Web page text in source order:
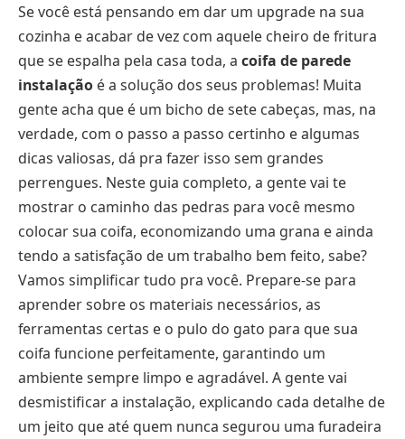
Se você está pensando em dar um upgrade na sua
cozinha e acabar de vez com aquele cheiro de fritura
que se espalha pela casa toda, a coifa de parede
instalação é a solução dos seus problemas! Muita
gente acha que é um bicho de sete cabeças, mas, na
verdade, com o passo a passo certinho e algumas
dicas valiosas, dá pra fazer isso sem grandes
perrengues. Neste guia completo, a gente vai te
mostrar o caminho das pedras para você mesmo
colocar sua coifa, economizando uma grana e ainda
tendo a satisfação de um trabalho bem feito, sabe?
Vamos simplificar tudo pra você. Prepare-se para
aprender sobre os materiais necessários, as
ferramentas certas e o pulo do gato para que sua
coifa funcione perfeitamente, garantindo um
ambiente sempre limpo e agradável. A gente vai
desmistificar a instalação, explicando cada detalhe de
um jeito que até quem nunca segurou uma furadeira